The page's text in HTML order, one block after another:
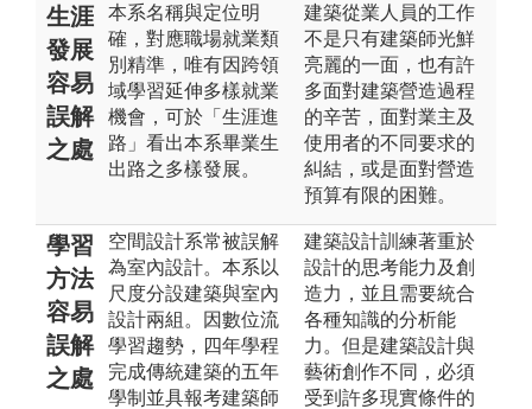
生涯
發展
容易
誤解
之處
本系名稱與定位明
確，對應職場就業類
別精準，唯有因跨領
域學習延伸多樣就業
機會，可於「生涯進
路」看出本系畢業生
出路之多樣發展。
建築從業人員的工作
不是只有建築師光鮮
亮麗的一面，也有許
多面對建築營造過程
的辛苦，面對業主及
使用者的不同要求的
糾結，或是面對營造
預算有限的困難。
學習
方法
容易
誤解
之處
空間設計系常被誤解
為室內設計。本系以
尺度分設建築與室內
設計兩組。因數位流
學習趨勢，四年學程
完成傳統建築的五年
學制並具報考建築師
建築設計訓練著重於
設計的思考能力及創
造力，並且需要統合
各種知識的分析能
力。但是建築設計與
藝術創作不同，必須
受到許多現實條件的